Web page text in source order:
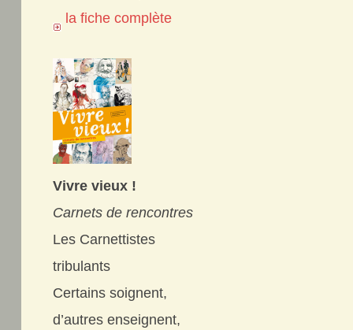
la fiche complète
Vivre vieux !
Carnets de rencontres
Les Carnettistes
tribulants
Certains soignent,
d’autres enseignent,